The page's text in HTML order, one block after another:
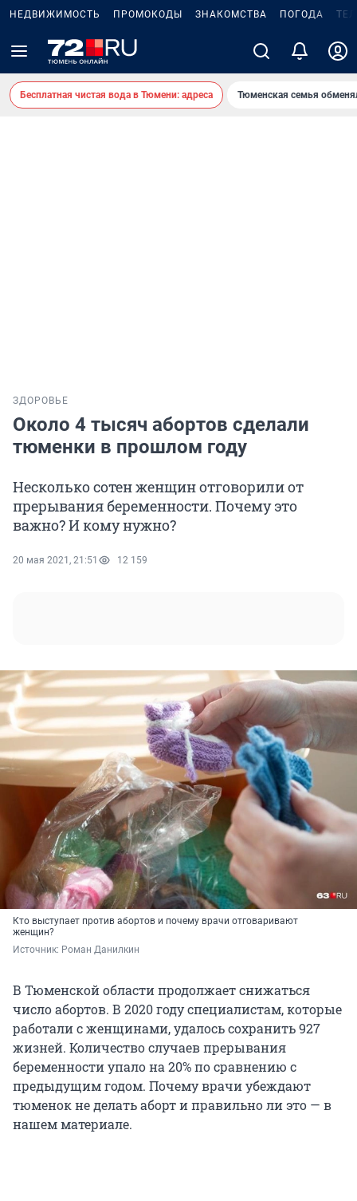
НЕДВИЖИМОСТЬ ПРОМОКОДЫ ЗНАКОМСТВА ПОГОДА
Бесплатная чистая вода в Тюмени: адреса Тюменская семья
ЗДОРОВЬЕ
Около 4 тысяч абортов сделали
тюменки в прошлом году
Несколько сотен женщин отговорили от
прерывания беременности. Почему это
важно? И кому нужно?
20 мая 2021, 21:51 12 159
Кто выступает против абортов и почему врачи отговаривают
женщин?
Источник: Роман Данилкин
В Тюменской области продолжает снижаться
число абортов. В 2020 году специалистам, которые
работали с женщинами, удалось сохранить 927
жизней. Количество случаев прерывания
беременности упало на 20% по сравнению с
предыдущим годом. Почему врачи убеждают
тюменок не делать аборт и правильно ли это — в
нашем материале.